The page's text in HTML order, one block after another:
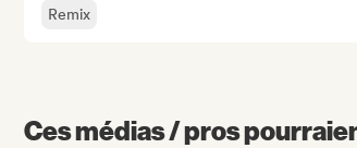
Remix
Ces médias / pros